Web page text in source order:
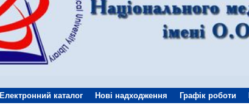
Електронний каталог Нові надходження Графік роботи